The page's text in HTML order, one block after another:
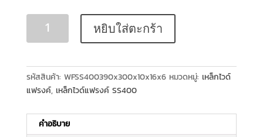
หยิบใส่ตะกร้า
รหัสสินค้า: WFSS400390x300x10x16x6 หมวดหมู่: เหล็กไวด์
แฟรงค์, เหล็กไวด์แฟรงค์ SS400
คำอธิบาย